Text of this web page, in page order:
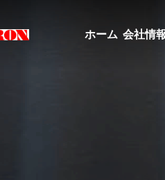
ホーム 会社情